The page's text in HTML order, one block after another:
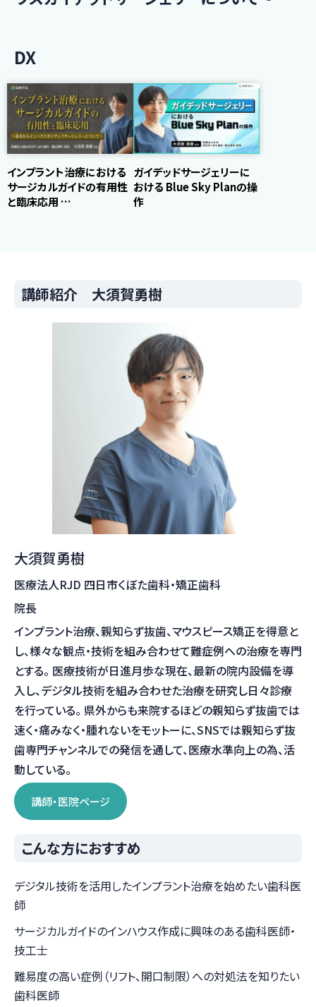
DX
インプラント治療における
サージカルガイドの有用性
と臨床応用 …
ガイデッドサージェリーに
おける Blue Sky Planの操
作
講師紹介 大須賀勇樹
大須賀勇樹
医療法人RJD 四日市くぼた歯科・矯正歯科
院長
インプラント治療、親知らず抜歯、マウスピース矯正を得意と
し、様々な観点・技術を組み合わせて難症例への治療を専門
とする。 医療技術が日進月歩な現在、最新の院内設備を導
入し、デジタル技術を組み合わせた治療を研究し日々診療
を行っている。 県外からも来院するほどの親知らず抜歯では
速く・痛みなく・腫れないをモットーに、SNSでは親知らず抜
歯専門チャンネルでの発信を通して、医療水準向上の為、活
動している。
講師・医院ページ
こんな方におすすめ
デジタル技術を活用したインプラント治療を始めたい歯科医
師
サージカルガイドのインハウス作成に興味のある歯科医師・
技工士
難易度の高い症例（リフト、開口制限）への対処法を知りたい
歯科医師